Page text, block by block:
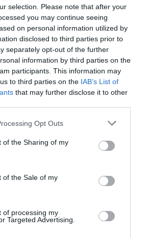
selection. Please note that after your
you may continue seeing
on personal information utilized by
disclosed to third parties prior to
separately opt-out of the further
information by third parties on the
participants. This information may
to third parties on the IAB’s List of
that may further disclose it to other
Opt Outs
of the Sharing of my
of the Sale of my
of processing my
Targeted Advertising.
anual en la factura de la farmacia
de entre 8 y 10 millones de euros.
presenta este nuevo sistema
y homogeneización
fármacos en la totalidad de los
del Servicio Andaluz de Salud, lo
de guías de práctica
según la mejor evidencia científica
calidad y con coste menor
iniciado con la apertura de los
de las ofertas culminará con
los laboratorios participantes
este sistema de selección de
de los facultativos. De hecho,
siempre ha podido prescribir un